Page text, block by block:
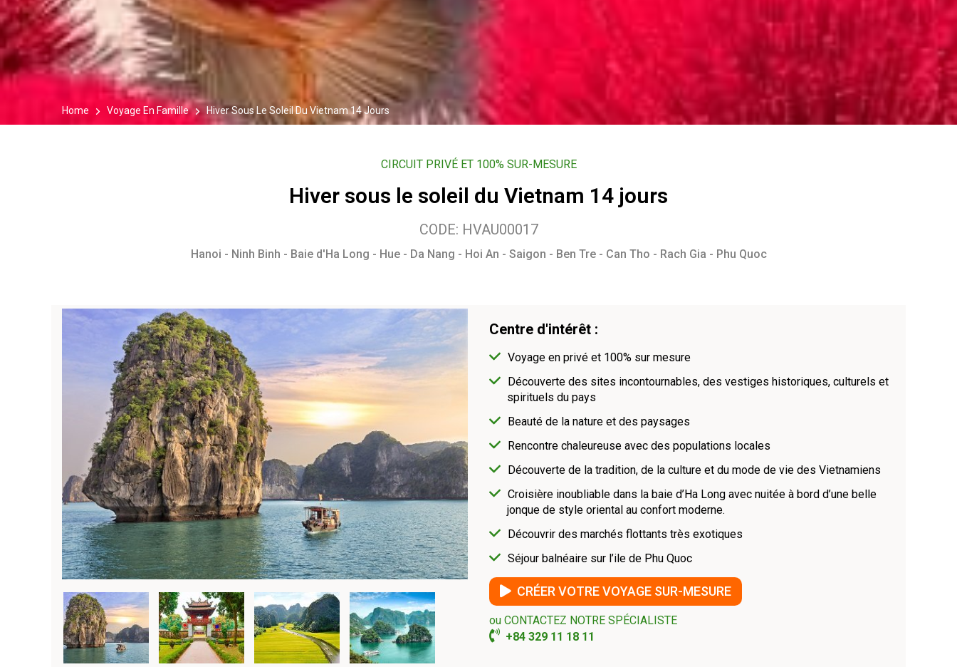
Home Voyage En Famille Hiver Sous Le Soleil Du Vietnam 14 Jours
CIRCUIT PRIVÉ ET 100% SUR-MESURE
Hiver sous le soleil du Vietnam 14 jours
CODE: HVAU00017
Hanoi - Ninh Binh - Baie d'Ha Long - Hue - Da Nang - Hoi An - Saigon - Ben Tre - Can Tho - Rach Gia - Phu Quoc
Centre d'intérêt :
Voyage en privé et 100% sur mesure
Découverte des sites incontournables, des vestiges historiques, culturels et
spirituels du pays
Beauté de la nature et des paysages
Rencontre chaleureuse avec des populations locales
Découverte de la tradition, de la culture et du mode de vie des Vietnamiens
Croisière inoubliable dans la baie d’Ha Long avec nuitée à bord d’une belle
jonque de style oriental au confort moderne.
Découvrir des marchés flottants très exotiques
Séjour balnéaire sur l’ile de Phu Quoc
CRÉER VOTRE VOYAGE SUR-MESURE
ou CONTACTEZ NOTRE SPÉCIALISTE
+84 329 11 18 11